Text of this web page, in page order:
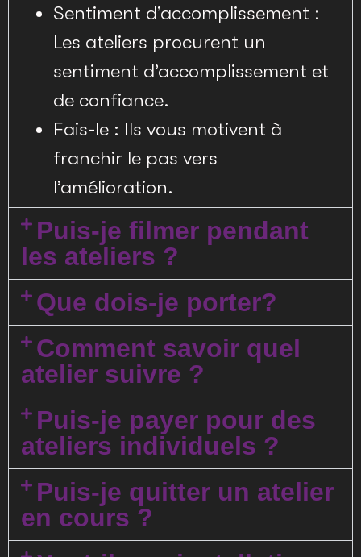
Sentiment d’accomplissement :
Les ateliers procurent un
sentiment d’accomplissement et
de confiance.
Fais-le : Ils vous motivent à
franchir le pas vers
l’amélioration.
Puis-je filmer pendant
les ateliers ?
Que dois-je porter?
Comment savoir quel
atelier suivre ?
Puis-je payer pour des
ateliers individuels ?
Puis-je quitter un atelier
en cours ?